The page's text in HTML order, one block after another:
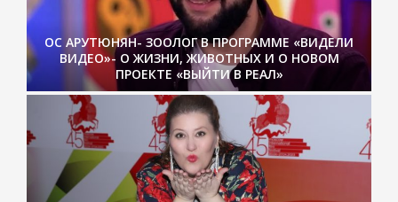
ОС АРУТЮНЯН- ЗООЛОГ В ПРОГРАММЕ «ВИДЕЛИ
ВИДЕО»- О ЖИЗНИ, ЖИВОТНЫХ И О НОВОМ
ПРОЕКТЕ «ВЫЙТИ В РЕАЛ»